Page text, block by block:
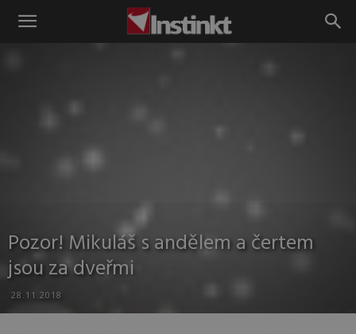
Instinkt
Pozor! Mikuláš s andělem a čertem
jsou za dveřmi
28.11.2018